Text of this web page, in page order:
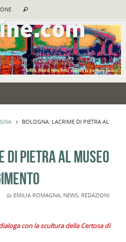
Cerca
BOLOGNA: LACRIME DI PIETRA AL
DI PIETRA AL MUSEO
EMILIA ROMAGNA, NEWS, REDAZIONI
con la scultura della Certosa di